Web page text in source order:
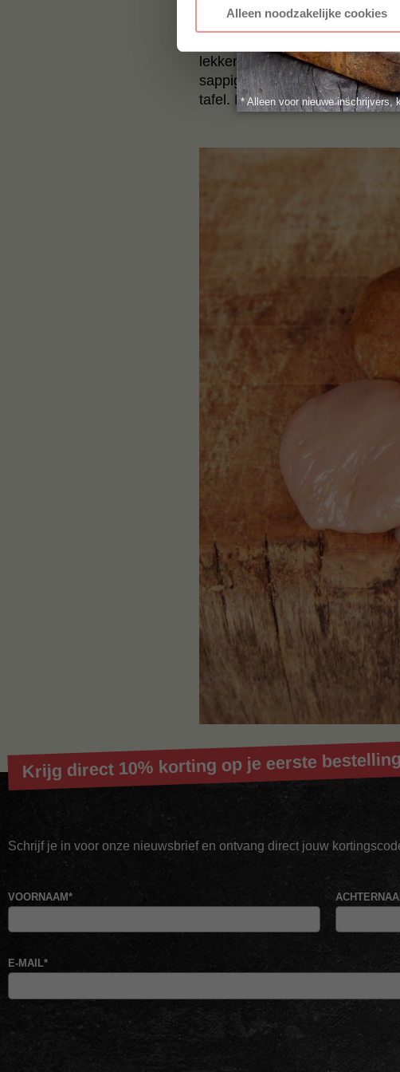
Alleen noodzakelijke cookies
Met ons dagelijkse vlees
lekker is. Integendeel, wat is
sappig stukje vlees na een
tafel. BBQuality doet de rest!
* Alleen voor nieuwe inschrijvers,
Krijg direct 10% korting op je eerste bestelling
Schrijf je in voor onze nieuwsbrief en ontvang direct jouw
VOORNAAM*
E-MAIL*